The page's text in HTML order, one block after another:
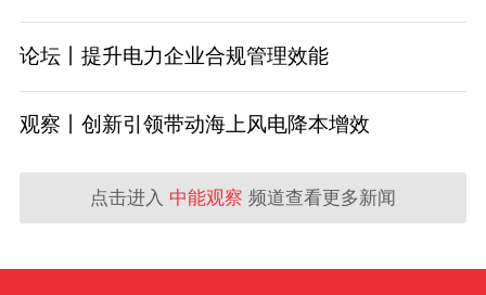
论坛丨提升电力企业合规管理效能
观察丨创新引领带动海上风电降本增效
点击进入 中能观察 频道查看更多新闻